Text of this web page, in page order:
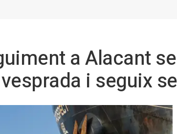
a Alacant
i seguix